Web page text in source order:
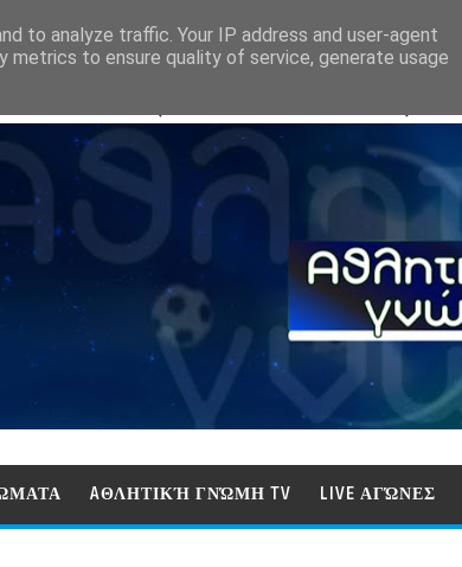
AΘΛΗΤΙΚΉ ΓΝΏΜΗ TV LIVE ΑΓΏΝΕΣ
to analyze traffic. Your IP address and user-agent
metrics to ensure quality of service, generate usage